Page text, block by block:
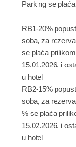
Parking se
RB1-20%
soba, za
se plaća
15.01.2026. i
u hotel
RB2-15%
soba, za
% se plaća
15.02.2026. i
u hotel